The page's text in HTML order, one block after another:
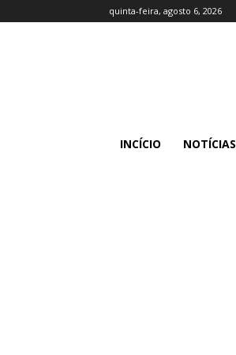
quinta-feira, agosto 6, 2026
INCÍCIO NOTÍCIAS